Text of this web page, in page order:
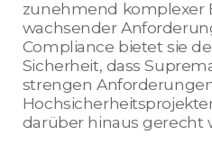
zunehmend komplexer
wachsender
Compliance bietet sie
Sicherheit, dass
strengen
darüber hinaus gerecht